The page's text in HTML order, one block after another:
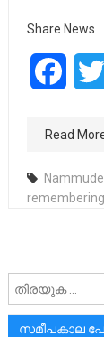
Share News
Read
സമീപകാല